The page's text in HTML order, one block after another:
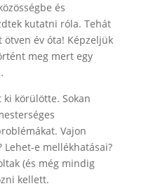
és
kutatni róla. Tehát
év óta! Képzeljük
meg mert egy
körülötte. Sokan
Vajon
Lehet-e mellékhatásai?
(és még mindig
kellett.